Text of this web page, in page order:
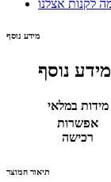
מידע נוסף
מידע נוסף
מידות במלאי
אפשרות
רכישה
תיאור המוצר